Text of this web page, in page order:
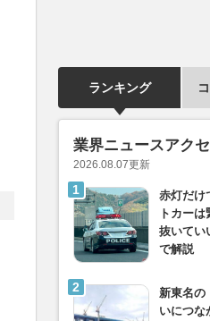
ランキング
業界ニュースアク
2026.08.07更新
赤灯だけ
トカー
抜いてい
で解説
新東名の
いにつな